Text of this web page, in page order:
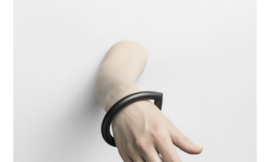
Náramek Minimal Fat
2 415,00
Kolekce:Minimal
Materiál:
Perbunan